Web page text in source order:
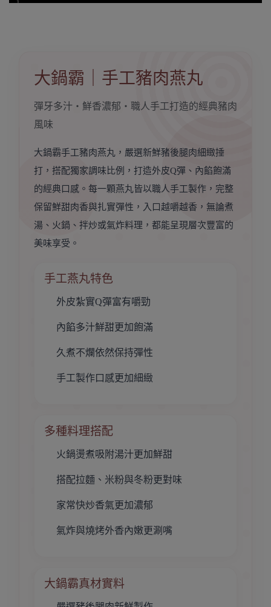
大鍋霸｜手工豬肉燕丸
彈牙多汁・鮮香濃郁・職人手工打造的經典豬肉
風味
大鍋霸手工豬肉燕丸，嚴選新鮮豬後腿肉細緻捶
打，搭配獨家調味比例，打造外皮Q彈、內餡飽滿
的經典口感。每一顆燕丸皆以職人手工製作，完整
保留鮮甜肉香與扎實彈性，入口越嚼越香，無論煮
湯、火鍋、拌炒或氣炸料理，都能呈現層次豐富的
美味享受。
手工燕丸特色
外皮紮實Q彈富有嚼勁
內餡多汁鮮甜更加飽滿
久煮不爛依然保持彈性
手工製作口感更加細緻
多種料理搭配
火鍋燙煮吸附湯汁更加鮮甜
搭配拉麵、米粉與冬粉更對味
家常快炒香氣更加濃郁
氣炸與燒烤外香內嫩更涮嘴
大鍋霸真材實料